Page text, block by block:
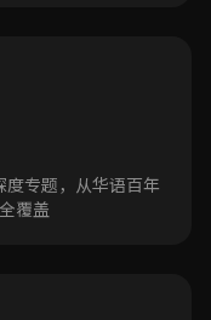
专题，从华语百年
覆盖